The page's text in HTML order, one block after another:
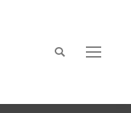
Search: